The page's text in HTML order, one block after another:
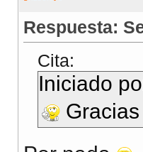
Respuesta:
Cita:
Iniciado